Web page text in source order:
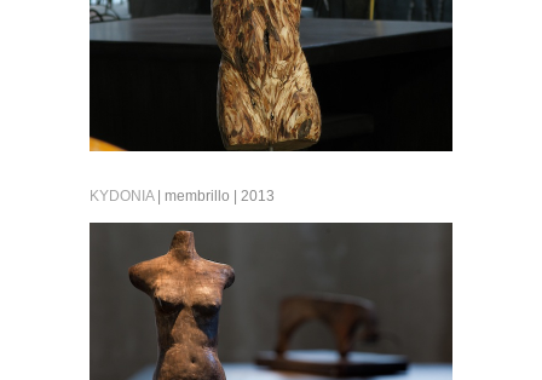
KYDONIA| membrillo | 2013